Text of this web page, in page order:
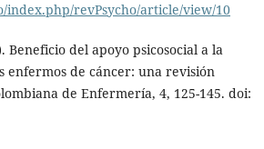
index.php/revPsycho/article/view/10
Beneficio del apoyo psicosocial a la
enfermos de cáncer: una revisión
de Enfermería, 4, 125-145. doi: